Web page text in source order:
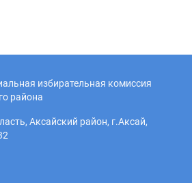
избирательная комиссия
района
Аксайский район, г.Аксай,